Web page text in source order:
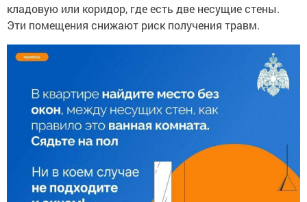
кладовую или коридор, где есть две несущие стены.
Эти помещения снижают риск получения травм.